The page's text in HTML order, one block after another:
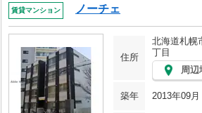
賃貸マンション ノーチェ
住所
北海道札幌
丁目
周辺
築年 2013年09月